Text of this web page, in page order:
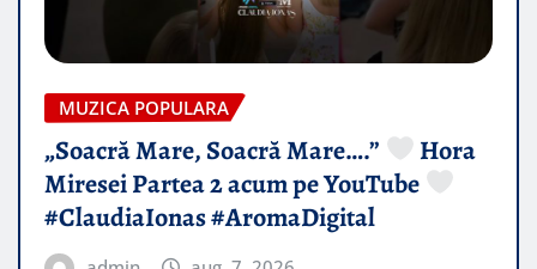
MUZICA POPULARA
„Soacră Mare, Soacră Mare….”
Hora
Miresei Partea 2 acum pe YouTube
#ClaudiaIonas #AromaDigital